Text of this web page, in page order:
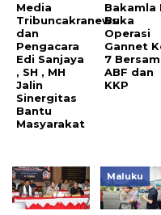
Media
Tribuncakranews
dan
Pengacara
Edi Sanjaya
, SH , MH
Jalin
Sinergitas
Bantu
Masyarakat
Bakamla
Buka
Operasi
Gannet
7
ABF dan
KKP
Maluku